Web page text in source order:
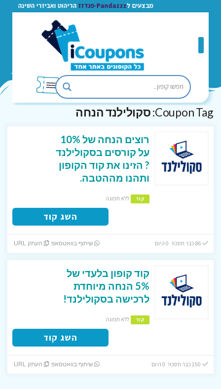
מבצעים ל Pandazzz-פנדזז הריהוט ואביזרי השינה
Coupon Tag: סקולילנד הנחה
רוצים הנחה של 10%
על קורסים בסקולילנד
? הזינו את קוד הקופון
ותהנו מההטבה.
קוד ללא תפוגה
השג קוד
86 כבר חסכו! 0 היום שיתוף בוואטסאפ העתק URL
קוד קופון בלעדי של
5% הנחה מיוחדת
לרכישה בסקולילנד!
קוד ללא תפוגה
השג קוד
שיתוף בוואטסאפ העתק URL